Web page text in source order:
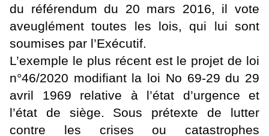
du référendum du 20 mars 2016, il vote
aveuglément toutes les lois, qui lui sont
soumises par l’Exécutif.
L’exemple le plus récent est le projet de loi
n°46/2020 modifiant la loi No 69-29 du 29
avril 1969 relative à l’état d’urgence et
l’état de siège. Sous prétexte de lutter
contre les crises ou catastrophes